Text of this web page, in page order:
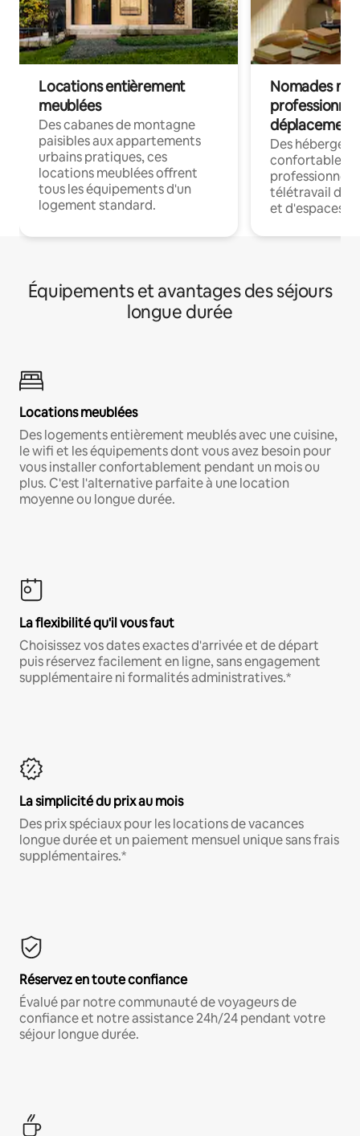
Locations entièrement
meublées
Des cabanes de montagne
paisibles aux appartements
urbains pratiques, ces
locations meublées offrent
tous les équipements d'un
logement standard.
Nomades
déplacement
Des
confortables
professionnels
télétravail
et d'espaces
Équipements et avantages des séjours
longue durée
Locations meublées
Des logements entièrement meublés avec une cuisine,
le wifi et les équipements dont vous avez besoin pour
vous installer confortablement pendant un mois ou
plus. C'est l'alternative parfaite à une location
moyenne ou longue durée.
La flexibilité qu'il vous faut
Choisissez vos dates exactes d'arrivée et de départ
puis réservez facilement en ligne, sans engagement
supplémentaire ni formalités administratives.*
La simplicité du prix au mois
Des prix spéciaux pour les locations de vacances
longue durée et un paiement mensuel unique sans frais
supplémentaires.*
Réservez en toute confiance
Évalué par notre communauté de voyageurs de
confiance et notre assistance 24h/24 pendant votre
séjour longue durée.